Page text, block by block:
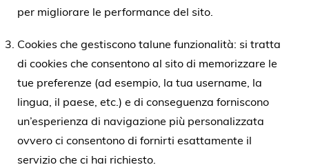
per migliorare le performance del sito.
Cookies che gestiscono talune funzionalità: si tratta
di cookies che consentono al sito di memorizzare le
tue preferenze (ad esempio, la tua username, la
lingua, il paese, etc.) e di conseguenza forniscono
un’esperienza di navigazione più personalizzata
ovvero ci consentono di fornirti esattamente il
servizio che ci hai richiesto.